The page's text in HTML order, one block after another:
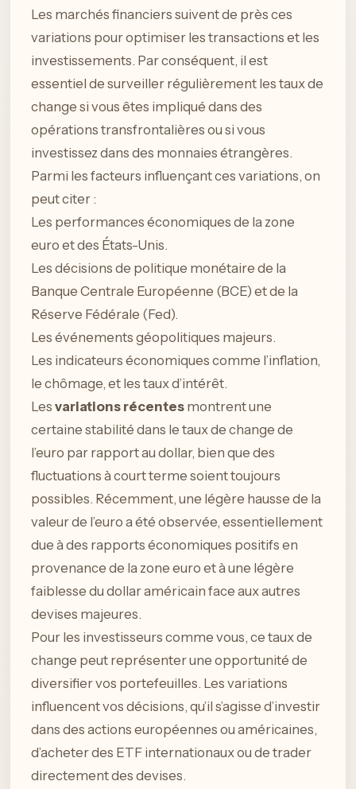
Les marchés financiers suivent de près ces
variations pour optimiser les transactions et les
investissements. Par conséquent, il est
essentiel de surveiller régulièrement les taux de
change si vous êtes impliqué dans des
opérations transfrontalières ou si vous
investissez dans des monnaies étrangères.
Parmi les facteurs influençant ces variations, on
peut citer :
Les performances économiques de la zone
euro et des États-Unis.
Les décisions de politique monétaire de la
Banque Centrale Européenne (BCE) et de la
Réserve Fédérale (Fed).
Les événements géopolitiques majeurs.
Les indicateurs économiques comme l’inflation,
le chômage, et les taux d’intérêt.
Les variations récentes montrent une
certaine stabilité dans le taux de change de
l’euro par rapport au dollar, bien que des
fluctuations à court terme soient toujours
possibles. Récemment, une légère hausse de la
valeur de l’euro a été observée, essentiellement
due à des rapports économiques positifs en
provenance de la zone euro et à une légère
faiblesse du dollar américain face aux autres
devises majeures.
Pour les investisseurs comme vous, ce taux de
change peut représenter une opportunité de
diversifier vos portefeuilles. Les variations
influencent vos décisions, qu’il s’agisse d’investir
dans des actions européennes ou américaines,
d’acheter des ETF internationaux ou de trader
directement des devises.